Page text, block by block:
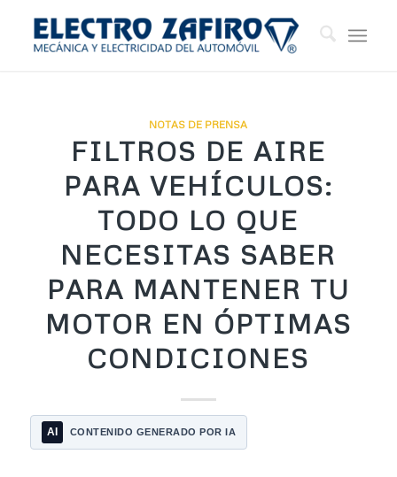
NOTAS DE PRENSA
FILTROS DE AIRE
PARA VEHÍCULOS:
TODO LO QUE
NECESITAS SABER
PARA MANTENER TU
MOTOR EN ÓPTIMAS
CONDICIONES
AI CONTENIDO GENERADO POR IA